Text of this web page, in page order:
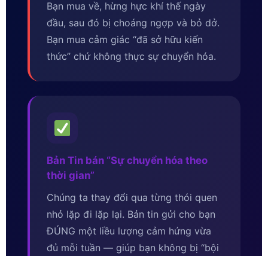
Bạn mua về, hừng hực khí thế ngày
đầu, sau đó bị choáng ngợp và bỏ dở.
Bạn mua cảm giác “đã sở hữu kiến
thức” chứ không thực sự chuyển hóa.
Bản Tin bán “Sự chuyển hóa theo
thời gian”
Chúng ta thay đổi qua từng thói quen
nhỏ lặp đi lặp lại. Bản tin gửi cho bạn
ĐÚNG một liều lượng cảm hứng vừa
đủ mỗi tuần — giúp bạn không bị “bội